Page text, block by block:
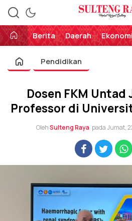
Sulteng Raya
Perekat Rakyat
Berita
Daerah
Pendidikan
Dosen FKM
Professor di
OlehSulteng Raya pada Jumat,